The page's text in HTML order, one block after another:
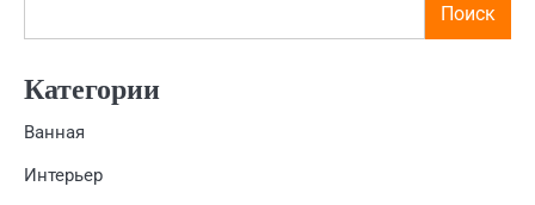
Поиск
Категории
Ванная
Интерьер